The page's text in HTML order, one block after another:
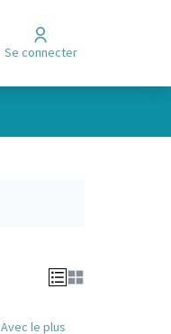
Se connecter
Avec le plus